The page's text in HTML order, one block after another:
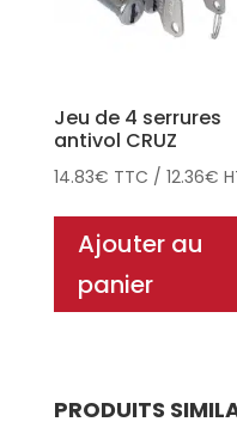
Jeu de 4 serrures
antivol CRUZ
14.83€ TTC / 12.36€
Ajouter au
panier
PRODUITS